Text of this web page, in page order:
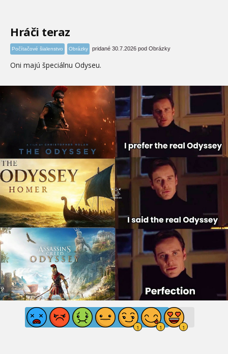
Hráči teraz
Počítačové šialenstvo Obrázky pridané 30.7.2026 pod Obrázky
Oni majú špeciálnu Odyseu.